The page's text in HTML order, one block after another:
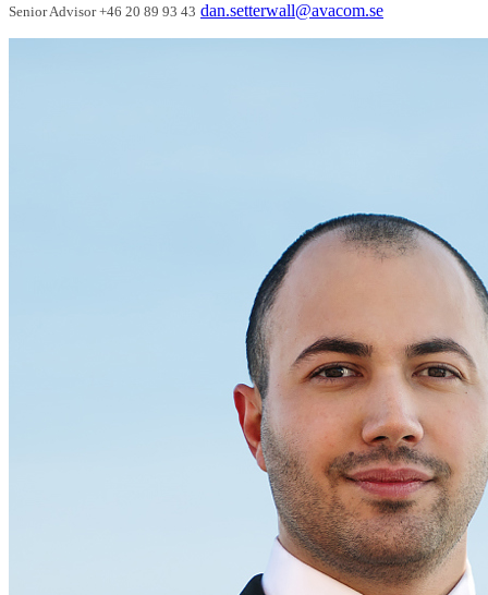
Senior Advisor+46 20 89 93 43 dan.setterwall@avacom.se